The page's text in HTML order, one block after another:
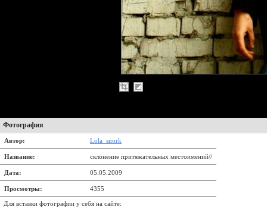
Фотография
Автор: Lola_snork
Название: склонение притяжательных местоимений//
Дата: 05.05.2009
Просмотры: 4355
Для вставки фотографии у себя на сайте: